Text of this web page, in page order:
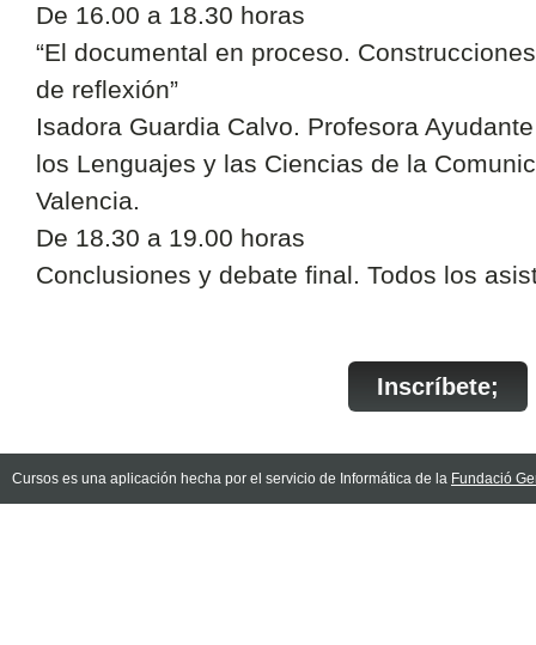
De 16.00 a 18.30 horas
“El documental en proceso.
de reflexión”
Isadora Guardia Calvo. Profesora
los Lenguajes y las Ciencias de la
Valencia.
De 18.30 a 19.00 horas
Conclusiones y debate final. Todos los
Inscríbete;
Cursos es una aplicación hecha por el servicio de Informática de la Fundació